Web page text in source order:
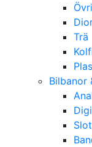
Trä
Bilbanor